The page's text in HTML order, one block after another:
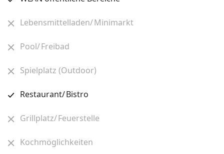
Lebensmittelladen/ Minimarkt
Pool/ Freibad
Spielplatz (Outdoor)
Restaurant/ Bistro
Grillplatz/ Feuerstelle
Kochmöglichkeiten